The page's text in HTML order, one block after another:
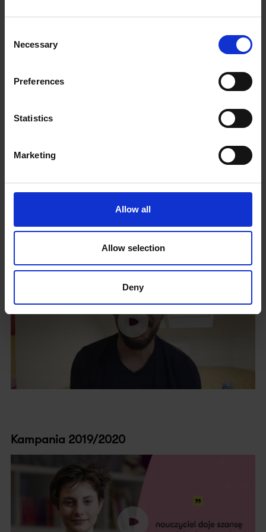
Selection
Necessary
Preferences
Statistics
Marketing
Allow all
Allow selection
Deny
Kampania 2019/2020